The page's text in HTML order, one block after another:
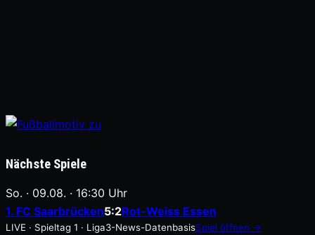
Nächste Spiele
So. · 09.08. · 16:30 Uhr
1. FC Saarbrücken5:2Rot-Weiss Essen
LIVE · Spieltag 1 · Liga3-News-DatenbasisSpiel öffnen →